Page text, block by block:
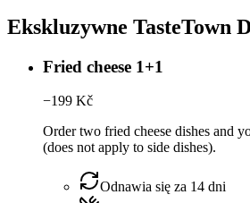
Ekskluzywne TasteTown
Fried cheese 1+1
−199 Kč
Order two fried cheese dishes and
(does not apply to side dishes).
Odnawia się za 14 dni